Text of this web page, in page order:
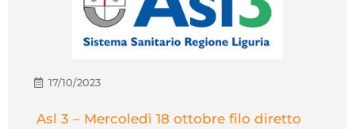
17/10/2023
Asl 3 – Mercoledì 18 ottobre filo diretto